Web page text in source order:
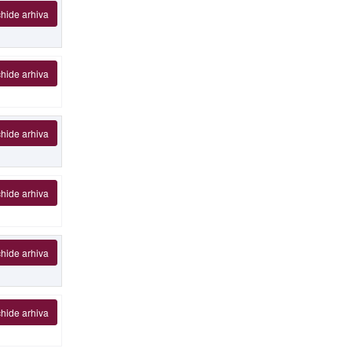
arhiva
arhiva
arhiva
arhiva
arhiva
arhiva